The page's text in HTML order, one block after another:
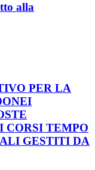
alla
PER LA
CORSI TEMPO
GESTITI DA